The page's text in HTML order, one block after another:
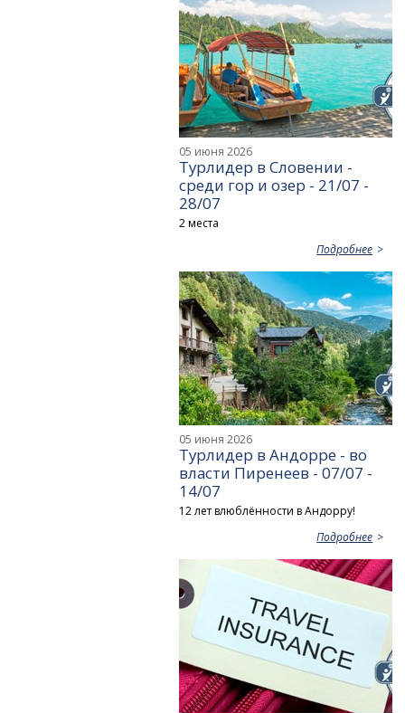
05 июня 2026
Турлидер в Словении -
среди гор и озер - 21/07 -
28/07
2 места
Подробнее
05 июня 2026
Турлидер в Андорре - во
власти Пиренеев - 07/07 -
14/07
12 лет влюблённости в Андорру!
Подробнее